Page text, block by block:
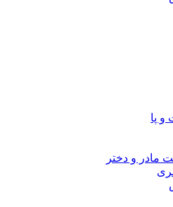
پا
مادر و دختر